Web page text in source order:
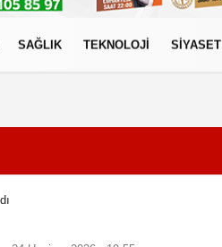
SAĞLIK TEKNOLOJİ SİYASET